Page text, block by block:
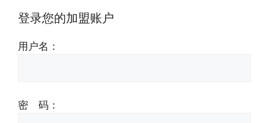
登录您的加盟账户
用户名：
密 码：